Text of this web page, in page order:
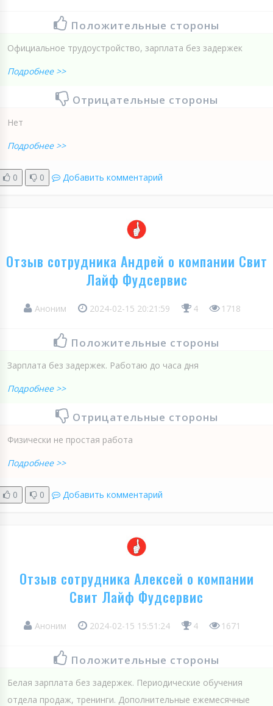
Положительные стороны
Официальное трудоустройство, зарплата без задержек
Подробнее >>
Отрицательные стороны
Нет
Подробнее >>
0 0 Добавить комментарий
Отзыв сотрудника Андрей о компании Свит
Лайф Фудсервис
Аноним 2024-02-15 20:21:59 4 1718
Положительные стороны
Зарплата без задержек. Работаю до часа дня
Подробнее >>
Отрицательные стороны
Физически не простая работа
Подробнее >>
0 0 Добавить комментарий
Отзыв сотрудника Алексей о компании
Свит Лайф Фудсервис
Аноним 2024-02-15 15:51:24 4 1671
Положительные стороны
Белая зарплата без задержек. Периодические обучения
отдела продаж, тренинги. Дополнительные ежемесячные